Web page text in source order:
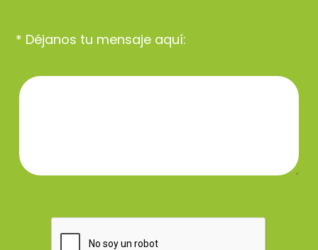
* Déjanos tu mensaje aquí: